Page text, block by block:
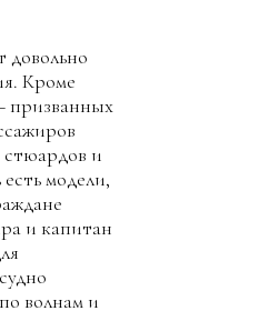
довольно
Кроме
призванных
стюардов и
модели,
и капитан
волнам и